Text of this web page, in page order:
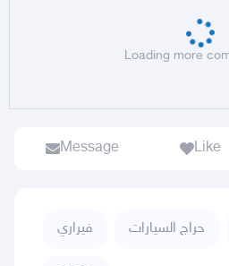
Loading more
Message Like
فيراري حراج السيارات